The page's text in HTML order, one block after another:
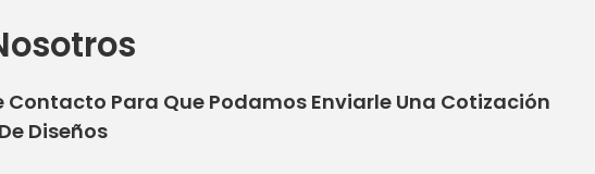
Contacto Para Que Podamos Enviarle Una Cotización
Diseños